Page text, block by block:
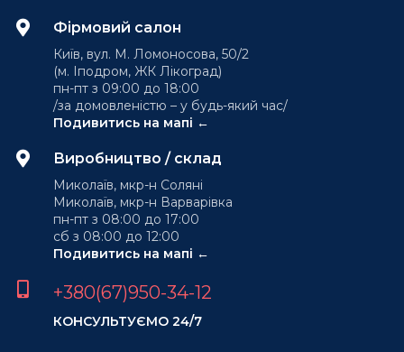
Фірмовий салон
Київ, вул. М. Ломоносова, 50/2
(м. Іподром, ЖК Лікоград)
пн-пт з 09:00 до 18:00
/за домовленістю – у будь-який час/
Подивитись на мапі ←
Виробництво / склад
Миколаїв, мкр-н Соляні
Миколаїв, мкр-н Варварівка
пн-пт з 08:00 до 17:00
сб з 08:00 до 12:00
Подивитись на мапі ←
+380(67)950-34-12
КОНСУЛЬТУЄМО 24/7